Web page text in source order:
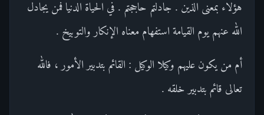
هؤلاء بمعنى الذين . جادلتم حاججتم . في الحياة الدنيا فمن يجادل
الله عنهم يوم القيامة استفهام معناه الإنكار والتوبيخ .
أم من يكون عليهم وكيلا الوكيل : القائم بتدبير الأمور ، فالله
تعالى قائم بتدبير خلقه .